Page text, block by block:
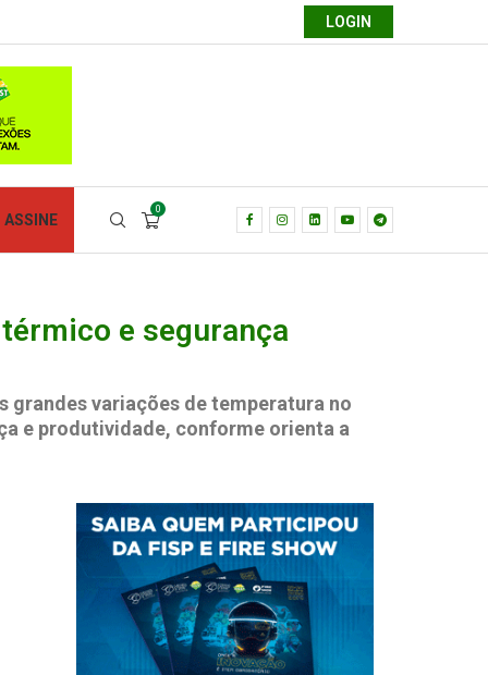
LOGIN
ASSINE
0
e segurança
grandes variações de temperatura no
e produtividade, conforme orienta a